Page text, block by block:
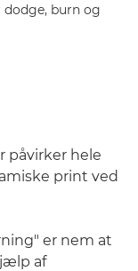
burn og
påvirker hele
print ved
er nem at
af